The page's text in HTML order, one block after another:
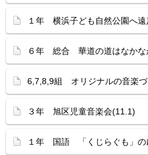
１年 横浜子ども自然公園へ
６年 総合 華道の道はなかな
6,7,8,9組 オリジナルの音楽
３年 旭区児童音楽会(11.1)
１年 国語 「くじらぐも」の